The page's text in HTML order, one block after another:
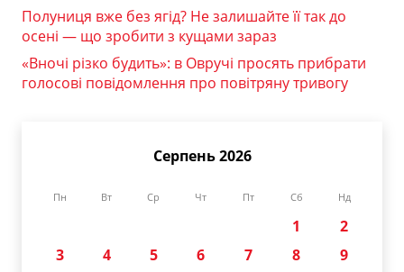
Полуниця вже без ягід? Не залишайте її так до
осені — що зробити з кущами зараз
«Вночі різко будить»: в Овручі просять прибрати
голосові повідомлення про повітряну тривогу
Серпень 2026
Пн Вт Ср Чт Пт Сб Нд
1
2
3
4 5 6 7 8
9